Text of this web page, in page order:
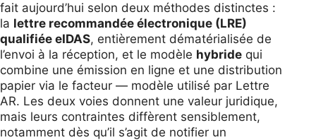
fait aujourd’hui selon deux méthodes distinctes :
la lettre recommandée électronique (LRE)
qualifiée eIDAS, entièrement dématérialisée de
l’envoi à la réception, et le modèle hybride qui
combine une émission en ligne et une distribution
papier via le facteur — modèle utilisé par Lettre
AR. Les deux voies donnent une valeur juridique,
mais leurs contraintes diffèrent sensiblement,
notamment dès qu’il s’agit de notifier un